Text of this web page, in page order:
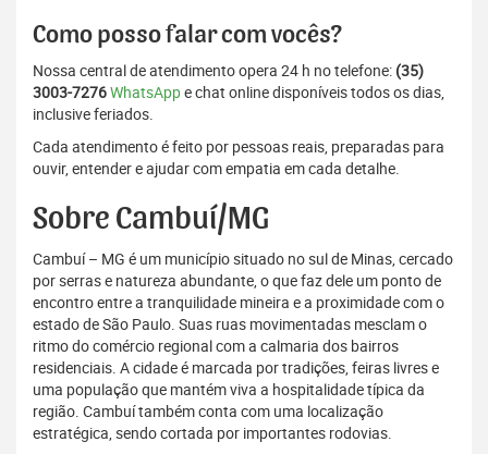
Como posso falar com vocês?
Nossa central de atendimento opera 24 h no telefone: (35)
3003-7276WhatsAppe chat online disponíveis todos os dias,
inclusive feriados.
Cada atendimento é feito por pessoas reais, preparadas para
ouvir, entender e ajudar com empatia em cada detalhe.
Sobre Cambuí/MG
Cambuí – MG é um município situado no sul de Minas, cercado
por serras e natureza abundante, o que faz dele um ponto de
encontro entre a tranquilidade mineira e a proximidade com o
estado de São Paulo. Suas ruas movimentadas mesclam o
ritmo do comércio regional com a calmaria dos bairros
residenciais. A cidade é marcada por tradições, feiras livres e
uma população que mantém viva a hospitalidade típica da
região. Cambuí também conta com uma localização
estratégica, sendo cortada por importantes rodovias.